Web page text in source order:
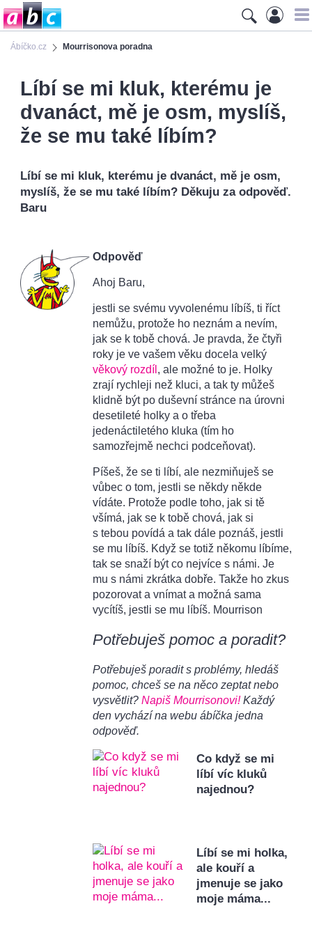
Ábíčko.cz Mourrisonova poradna
Líbí se mi kluk, kterému je
dvanáct, mě je osm, myslíš,
že se mu také líbím?
Líbí se mi kluk, kterému je dvanáct, mě je osm,
myslíš, že se mu také líbím? Děkuju za odpověď.
Baru
Odpověď
Ahoj Baru,
jestli se svému vyvolenému líbíš, ti říct
nemůžu, protože ho neznám a nevím,
jak se k tobě chová. Je pravda, že čtyři
roky je ve vašem věku docela velký
věkový rozdíl , ale možné to je. Holky
zrají rychleji než kluci, a tak ty můžeš
klidně být po duševní stránce na úrovni
desetileté holky a o třeba
jedenáctiletého kluka (tím ho
samozřejmě nechci podceňovat).
Píšeš, že se ti líbí, ale nezmiňuješ se
vůbec o tom, jestli se někdy někde
vídáte. Protože podle toho, jak si tě
všímá, jak se k tobě chová, jak si
s tebou povídá a tak dále poznáš, jestli
se mu líbíš. Když se totiž někomu líbíme,
tak se snaží být co nejvíce s námi. Je
mu s námi zkrátka dobře. Takže ho zkus
pozorovat a vnímat a možná sama
vycítíš, jestli se mu líbíš. Mourrison
Potřebuješ pomoc a poradit?
Potřebuješ poradit s problémy, hledáš
pomoc, chceš se na něco zeptat nebo
vysvětlit? Napiš Mourrisonovi!Každý
den vychází na webu ábíčka jedna
odpověď.
Co když se mi
líbí víc kluků
najednou?
Líbí se mi holka,
ale kouří a
jmenuje se jako
moje máma...